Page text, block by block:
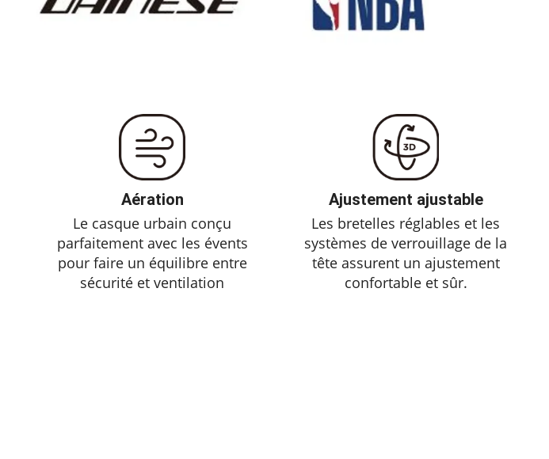
Aération
Le casque urbain conçu
parfaitement avec les évents
pour faire un équilibre entre
sécurité et ventilation
Ajustement ajustable
Les bretelles réglables et les
systèmes de verrouillage de la
tête assurent un ajustement
confortable et sûr.